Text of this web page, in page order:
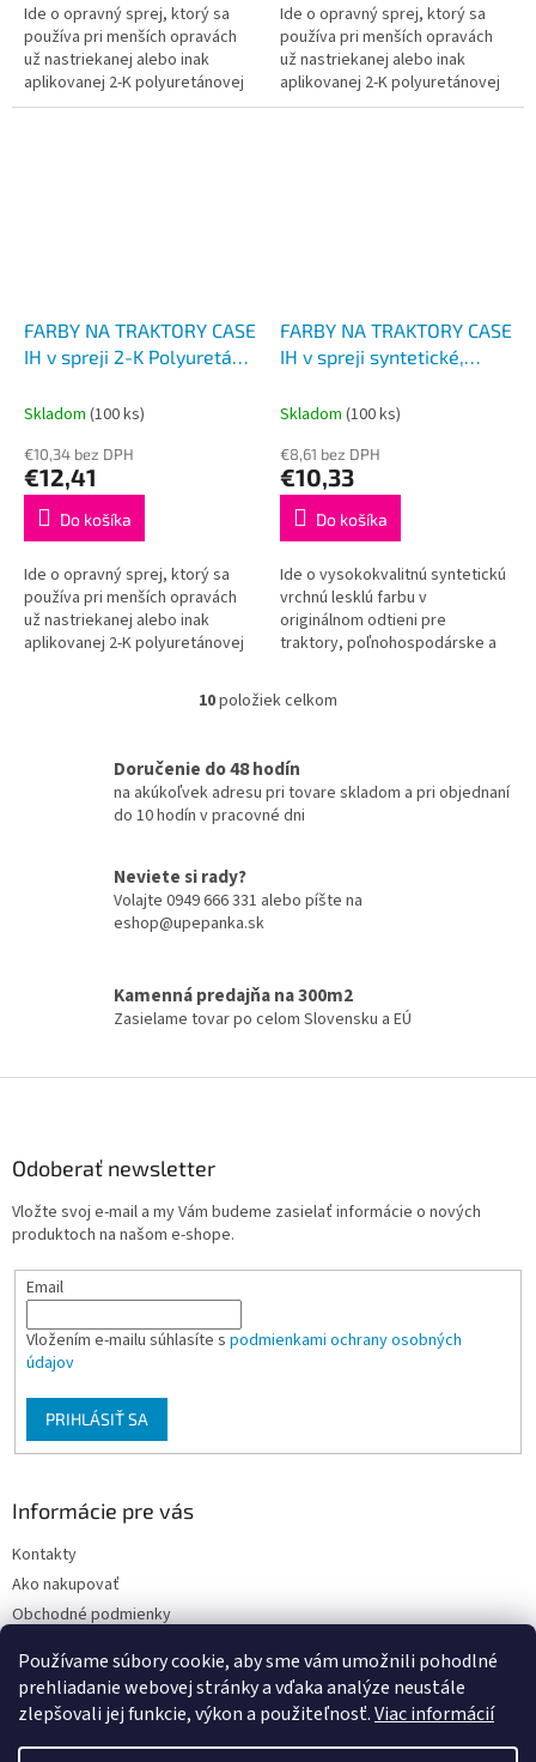
Používame súbory cookie, aby sme vám umožnili pohodlné
prehliadanie webovej stránky a vďaka analýze neustále
zlepšovali jej funkcie, výkon a použiteľnosť.Viac informácií
Ide o opravný sprej, ktorý sa
používa pri menších opravách
už nastriekanej alebo inak
aplikovanej 2-K polyuretánovej
farby. Nie je určený na nástrek
Ide o opravný sprej, ktorý sa
používa pri menších opravách
už nastriekanej alebo inak
aplikovanej 2-K polyuretánovej
farby. Nie je určený na nástrek
FARBY NA TRAKTORY CASE
IH v spreji 2-K Polyuretán,
Skladom (100 ks)
€10,34 bez DPH
€12,41
Do košíka
Ide o opravný sprej, ktorý sa
používa pri menších opravách
už nastriekanej alebo inak
aplikovanej 2-K polyuretánovej
FARBY NA TRAKTORY CASE
IH v spreji syntetické,
Skladom (100 ks)
€8,61 bez DPH
€10,33
Do košíka
Ide o vysokokvalitnú syntetickú
vrchnú lesklú farbu v
originálnom odtieni pre
traktory, poľnohospodárske a
syntetickej farby je odolný voči
vode,...
O
á
d
a
e
p
y
v
p
10položiek celkom
Doručenie do 48 hodín
na akúkoľvek adresu pri tovare skladom a pri objednaní
do 10 hodín v pracovné dni
Neviete si rady?
Volajte 0949 666 331 alebo píšte na
eshop@upepanka.sk
Kamenná predajňa na 300m2
Zasielame tovar po celom Slovensku a EÚ
Odoberať newsletter
Vložte svoj e-mail a my Vám budeme zasielať informácie o nových
produktoch na našom e-shope.
Email
Vložením e-mailu súhlasíte s podmienkami ochrany osobných
údajov
PRIHLÁSIŤ SA
Informácie pre vás
Kontakty
Ako nakupovať
Obchodné podmienky
Moja objednávka